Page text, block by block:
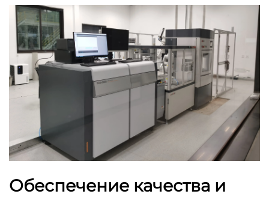
Обеспечение качества и